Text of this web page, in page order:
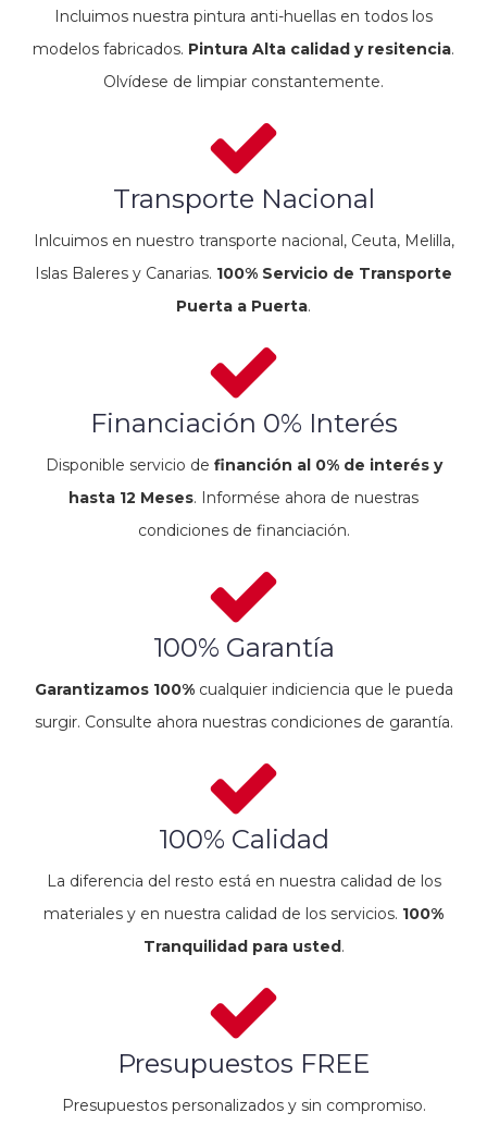
Incluimos nuestra pintura anti-huellas en todos los
modelos fabricados. Pintura Alta calidad y resitencia.
Olvídese de limpiar constantemente.
Transporte Nacional
Inlcuimos en nuestro transporte nacional, Ceuta, Melilla,
Islas Baleres y Canarias. 100% Servicio de Transporte
Puerta a Puerta.
Financiación 0% Interés
Disponible servicio de financión al 0% de interés y
hasta 12 Meses. Informése ahora de nuestras
condiciones de financiación.
100% Garantía
Garantizamos 100% cualquier indiciencia que le pueda
surgir. Consulte ahora nuestras condiciones de garantía.
100% Calidad
La diferencia del resto está en nuestra calidad de los
materiales y en nuestra calidad de los servicios. 100%
Tranquilidad para usted.
Presupuestos FREE
Presupuestos personalizados y sin compromiso.